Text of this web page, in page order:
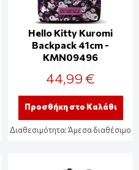
Hello Kitty Kuromi
Backpack 41cm -
KMN09496
44,99 €
Προσθήκη στο Καλάθι
Διαθεσιμότητα:Άμεσα διαθέσιμο